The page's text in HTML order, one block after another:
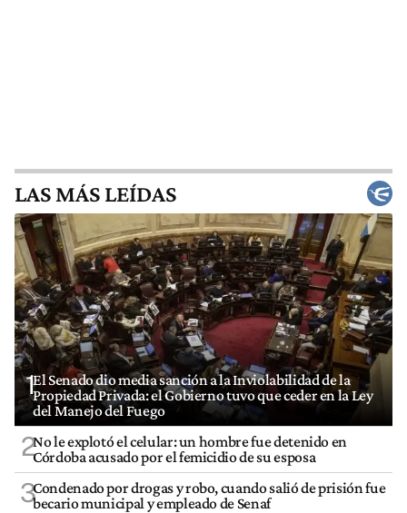
LAS MÁS LEÍDAS
1El Senado dio media sanción a la Inviolabilidad de la
Propiedad Privada: el Gobierno tuvo que ceder en la Ley
del Manejo del Fuego
2No le explotó el celular: un hombre fue detenido en
Córdoba acusado por el femicidio de su esposa
3Condenado por drogas y robo, cuando salió de prisión fue
becario municipal y empleado de Senaf